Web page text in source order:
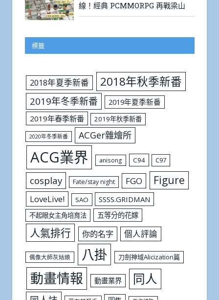
線！經典 PCMMORPG 再戰梁山
標籤
2018年夏季新番 2018年秋季新番
2019年冬季新番
2019年夏季新番
2019年春季新番
2019年秋季新番
2020年冬季新番 ACGer雜燴所
ACG業界 anisong C94 C97
cosplay Fate/stay night FGO Figure
LoveLive! SAO SSSS.GRIDMAN
不起眼女主角培育法 五等分的花嫁
人氣排行 你的名字 個人評論
偶像大師灰姑娘 八掛 刀劍神域Alicization篇
動畫情報 動畫業界 同人